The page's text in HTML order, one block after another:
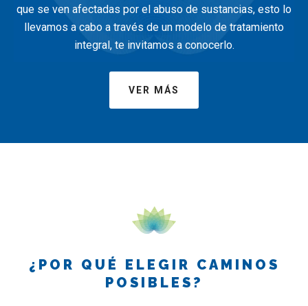
que se ven afectadas por el abuso de sustancias, esto lo
llevamos a cabo a través de un modelo de tratamiento
integral, te invitamos a conocerlo.
VER MÁS
¿POR QUÉ ELEGIR CAMINOS
POSIBLES?